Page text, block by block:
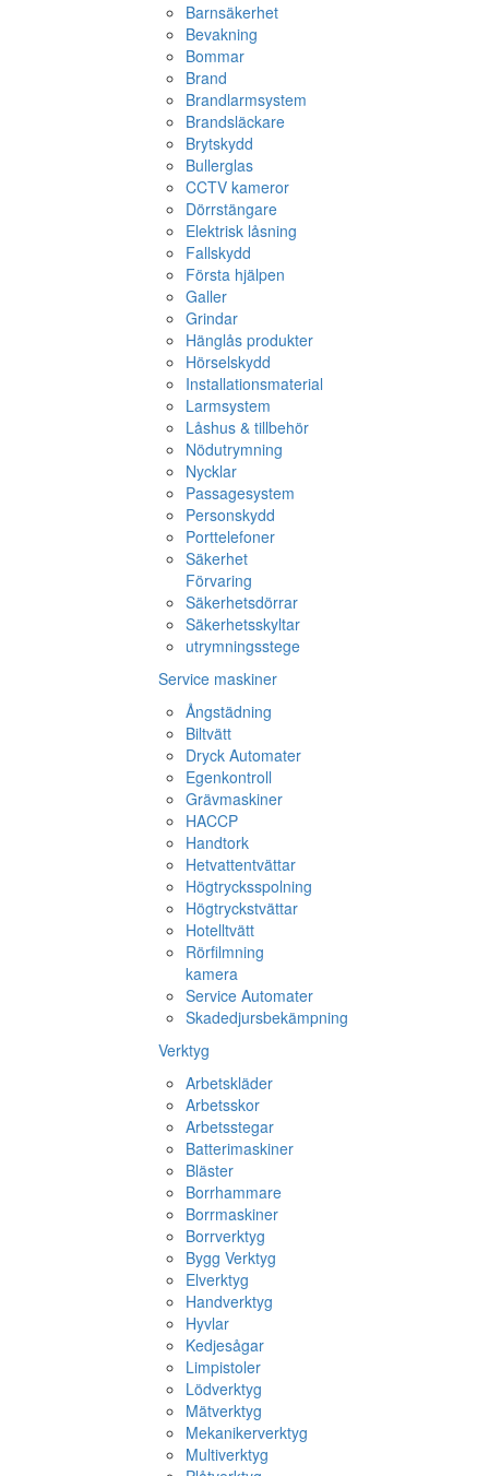
Barnsäkerhet
Bevakning
Bommar
Brand
Brandlarmsystem
Brandsläckare
Brytskydd
Bullerglas
CCTV kameror
Dörrstängare
Elektrisk låsning
Fallskydd
Första hjälpen
Galler
Grindar
Hänglås produkter
Hörselskydd
Installationsmaterial
Larmsystem
Låshus & tillbehör
Nödutrymning
Nycklar
Passagesystem
Personskydd
Porttelefoner
Säkerhet
Förvaring
Säkerhetsdörrar
Säkerhetsskyltar
utrymningsstege
Service maskiner
Ångstädning
Biltvätt
Dryck Automater
Egenkontroll
Grävmaskiner
HACCP
Handtork
Hetvattentvättar
Högtrycksspolning
Högtryckstvättar
Hotelltvätt
Rörfilmning
kamera
Service Automater
Skadedjursbekämpning
Verktyg
Arbetskläder
Arbetsskor
Arbetsstegar
Batterimaskiner
Bläster
Borrhammare
Borrmaskiner
Borrverktyg
Bygg Verktyg
Elverktyg
Handverktyg
Hyvlar
Kedjesågar
Limpistoler
Lödverktyg
Mätverktyg
Mekanikerverktyg
Multiverktyg